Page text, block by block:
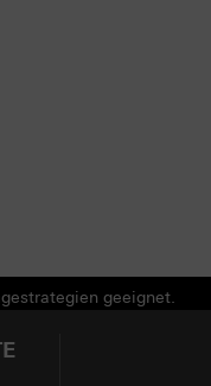
geeignet.